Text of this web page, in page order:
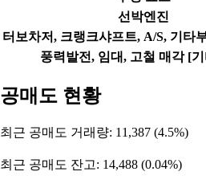
선박엔진
터보차저, 크랭크샤프트, A/S, 기타
풍력발전, 임대, 고철 매각 [
공매도 현황
최근 공매도 거래량: 11,387 (4.5%)
최근 공매도 잔고: 14,488 (0.04%)